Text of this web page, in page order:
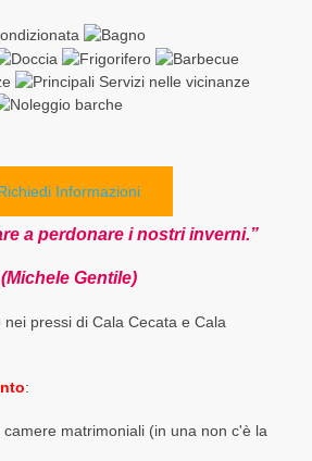
Informazioni
a perdonare i nostri inverni.”
(Michele Gentile)
pressi di Cala Cecata e Cala
:
matrimoniali (in una non c'è la